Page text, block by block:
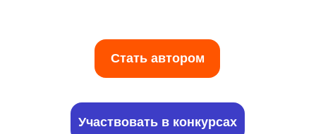
Стать автором
Участвовать в конкурсах